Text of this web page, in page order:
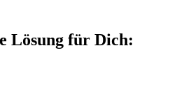
Lösung für Dich: